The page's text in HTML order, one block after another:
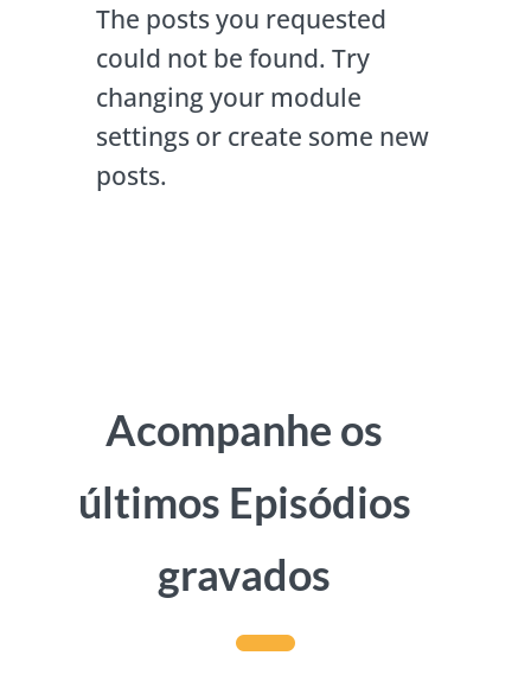
The posts you requested
could not be found. Try
changing your module
settings or create some new
posts.
Acompanhe os
últimos Episódios
gravados